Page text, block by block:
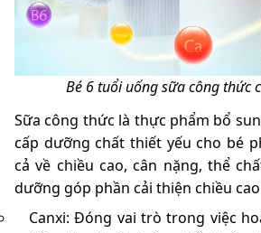
Bé 6 tuổi uống sữa công thức
Sữa công thức là thực phẩm bổ
cấp dưỡng chất thiết yếu cho bé
cả về chiều cao, cân nặng, thể
dưỡng góp phần cải thiện chiều
Canxi: Đóng vai trò trong việc